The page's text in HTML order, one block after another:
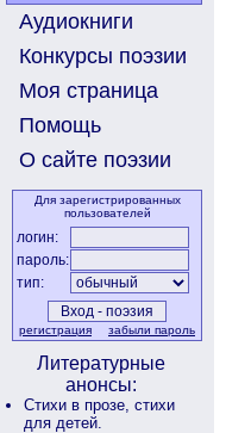
Аудиокниги
Конкурсы поэзии
Моя страница
Помощь
О сайте поэзии
Для зарегистрированных
пользователей
логин:
пароль:
тип:
регистрация забыли пароль
Литературные
анонсы:
Стихи в прозе, стихи
для детей.